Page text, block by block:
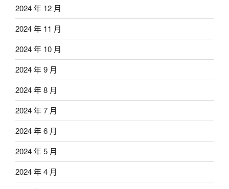
2024 年 12 月
2024 年 11 月
2024 年 10 月
2024 年 9 月
2024 年 8 月
2024 年 7 月
2024 年 6 月
2024 年 5 月
2024 年 4 月